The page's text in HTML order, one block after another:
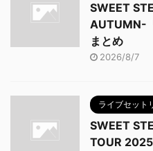
SWEET
AUTUMN-
まとめ
2026/8/7
ライブセット
SWEET
TOUR